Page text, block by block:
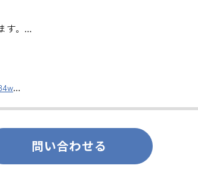
。
大限に発揮できます。
問い合わせる